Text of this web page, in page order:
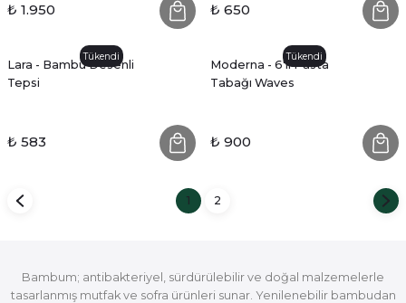
₺ 1.950 ₺ 650
Tükendi
Lara - Bambu Desenli
Tepsi
₺ 583
Tükendi
Moderna - 6'lı Pasta
Tabağı Waves
₺ 900
1 2
Bambum; antibakteriyel, sürdürülebilir ve doğal malzemelerle
tasarlanmış mutfak ve sofra ürünleri sunar. Yenilenebilir bambudan